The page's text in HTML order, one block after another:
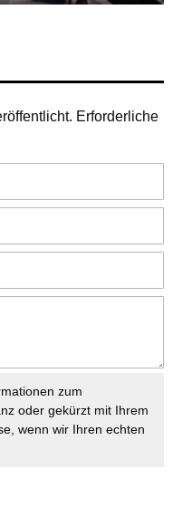
Erforderliche
zum
oder gekürzt mit Ihrem
wenn wir Ihren echten